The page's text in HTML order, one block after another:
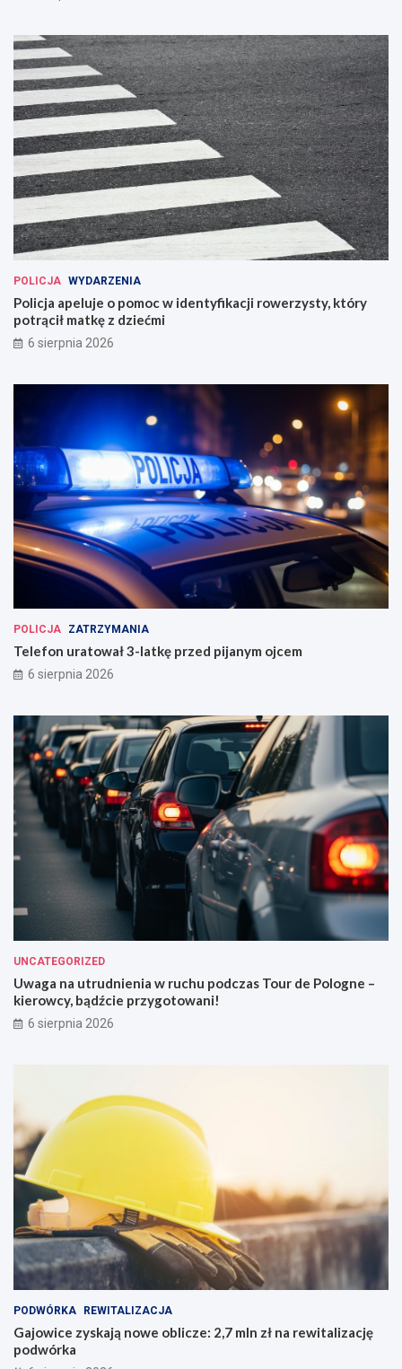
POLICJA WYDARZENIA
Policja apeluje o pomoc w identyfikacji rowerzysty, który
potrącił matkę z dziećmi
6 sierpnia 2026
POLICJA ZATRZYMANIA
Telefon uratował 3-latkę przed pijanym ojcem
6 sierpnia 2026
UNCATEGORIZED
Uwaga na utrudnienia w ruchu podczas Tour de Pologne –
kierowcy, bądźcie przygotowani!
6 sierpnia 2026
PODWÓRKA REWITALIZACJA
Gajowice zyskają nowe oblicze: 2,7 mln zł na rewitalizację
podwórka